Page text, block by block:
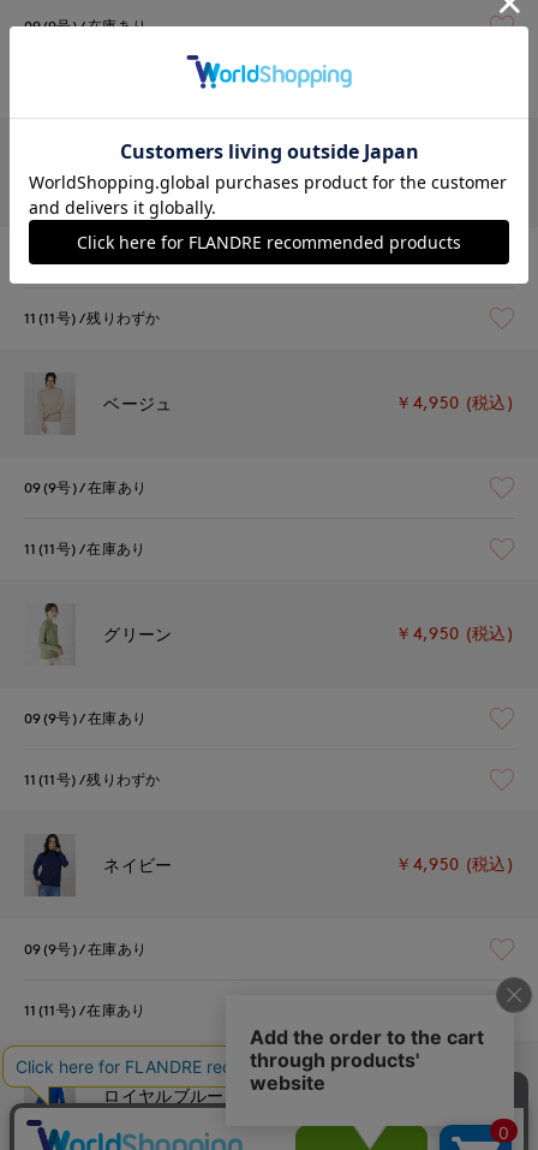
09(9号) 在庫あり
レッド ￥4,950 (税込)
09(9号)
11(11号) 残りわずか
ベージュ ￥4,950 (税込)
09(9号) 在庫あり
11(11号) 在庫あり
グリーン ￥4,950 (税込)
09(9号) 在庫あり
11(11号) 残りわずか
ネイビー ￥4,950 (税込)
09(9号) 在庫あり
11(11号) 在庫あり
ロイヤルブルー